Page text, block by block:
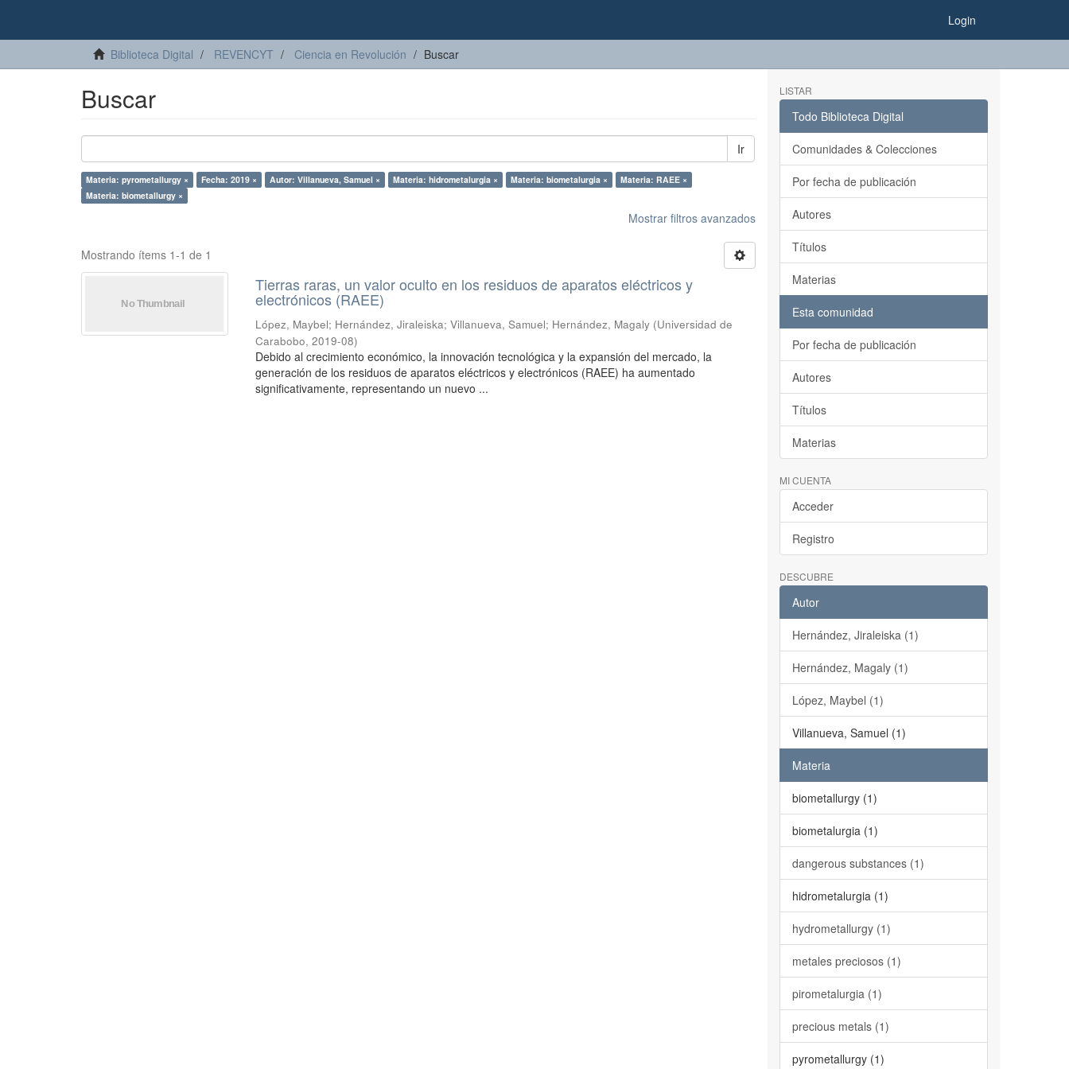
Login
Biblioteca Digital REVENCYT Ciencia en Revolución Buscar
Buscar
Ir
Materia: pyrometallurgy × Fecha: 2019 × Autor: Villanueva, Samuel × Materia: hidrometalurgia × Materia: biometalurgia ×
Materia: RAEE ×
Materia: biometallurgy ×
Mostrar filtros avanzados
Mostrando ítems 1-1 de 1
Tierras raras, un valor oculto en los residuos de aparatos eléctricos y
electrónicos (RAEE)
López, Maybel; Hernández, Jiraleiska;Villanueva, Samuel; Hernández, Magaly (Universidad de
Carabobo,2019-08)
Debido al crecimiento económico, la innovación tecnológica y la expansión del mercado, la
generación de los residuos de aparatos eléctricos y electrónicos (RAEE) ha aumentado
significativamente, representando un nuevo ...
LISTAR
Todo Biblioteca Digital
Comunidades & Colecciones
Por fecha de publicación
Autores
Títulos
Materias
Esta comunidad
Por fecha de publicación
Autores
Títulos
Materias
MI CUENTA
Acceder
Registro
DESCUBRE
Autor
Hernández, Jiraleiska (1)
Hernández, Magaly (1)
López, Maybel (1)
Villanueva, Samuel (1)
Materia
biometallurgy (1)
biometalurgia (1)
dangerous substances (1)
hidrometalurgia (1)
hydrometallurgy (1)
metales preciosos (1)
pirometalurgia (1)
precious metals (1)
pyrometallurgy (1)